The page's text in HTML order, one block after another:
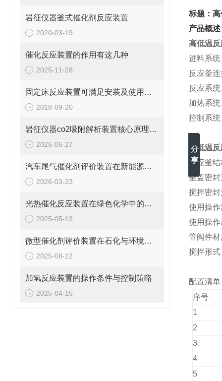
岩征仪器釜式催化剂反应装置
2020-03-19
催化反应装置的作用有这几种
2025-11-28
固定床反应装置可满足安装及使用的严格要求
2018-09-20
岩征仪器co2吸附解析装置核心原理及应用场景
2025-05-27
汽车尾气催化剂评价装置在新能源车环保测试中的应用
2026-03-23
光热催化反应装置在绿色化学中的关键作用
2025-05-13
微型催化剂评价装置在石化与环境保护中的应用
2025-08-12
加氢反应装置的操作条件与控制策略
2025-04-15
标题：
产品概述
高低温
进料系
反应釜
反应系
加热系
控制系
高低温
反应釜
釜盖密
搅拌密
使用操
使用操
管阀件
搅拌形
配置清单
序号
1
2
3
4
5